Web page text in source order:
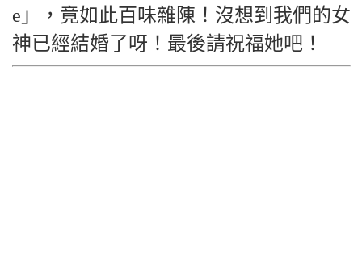
e」，竟如此百味雜陳！ 沒想到我們的女
神已經結婚了呀！ 最後請祝福她吧！